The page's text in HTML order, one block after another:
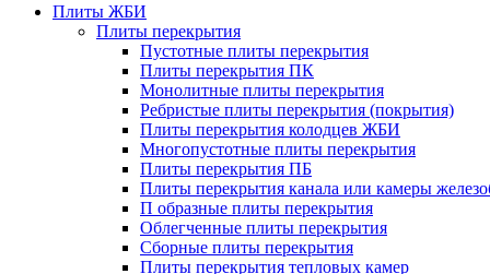
Плиты ЖБИ
Плиты перекрытия
Пустотные плиты перекрытия
Плиты перекрытия ПК
Монолитные плиты перекрытия
Ребристые плиты перекрытия (покрытия)
Плиты перекрытия колодцев ЖБИ
Многопустотные плиты перекрытия
Плиты перекрытия ПБ
Плиты перекрытия канала или камеры
П образные плиты перекрытия
Облегченные плиты перекрытия
Сборные плиты перекрытия
Плиты перекрытия тепловых камер